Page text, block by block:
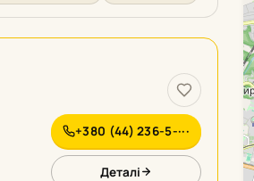
+380 (44) 236-5-···
Деталі